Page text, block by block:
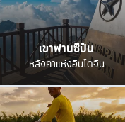
เขาฟานซีปัน
หลังคาแห่งอินโดจีน